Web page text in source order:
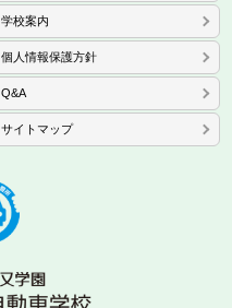
学校案内
個人情報保護方針
Q&A
サイトマップ